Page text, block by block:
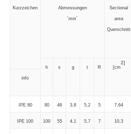
Kurzzeichen Abmessungen
`mm`
Sectional
area
Querschnitt
h s g t R [cm
2]
info
IPE 80 80 46 3,8 5,2 5 7,64
IPE 100 100 55 4,1 5,7 7 10,3